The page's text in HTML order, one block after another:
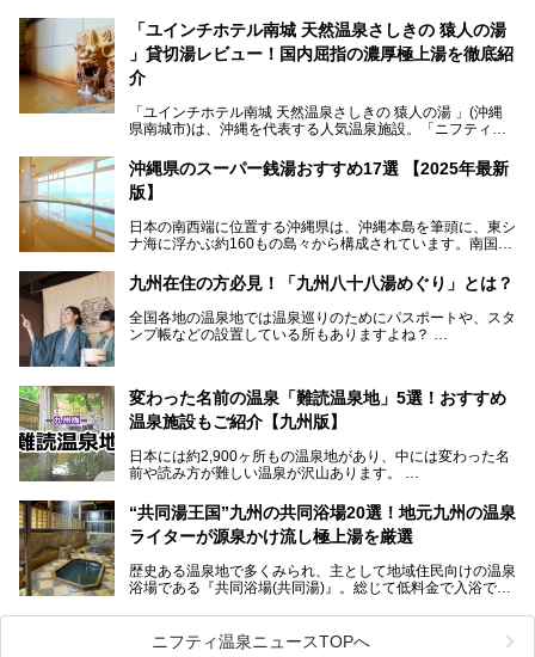
グリアの全貌をお届けすべく、見どころや料金、アクセス方
法まで徹底解説していきます。
「ユインチホテル南城 天然温泉さしきの 猿人の湯
」貸切湯レビュー！国内屈指の濃厚極上湯を徹底紹
介
「ユインチホテル南城 天然温泉さしきの 猿人の湯 」(沖縄
県南城市)は、沖縄を代表する人気温泉施設。「ニフティ温
位を獲得し、平日・土日にかかわらず多くの常連客や温泉フ
ァンが訪れます。
ンに注目される存在。今回は貸切湯にスポットを当て、その
魅力を徹底解説します。
沖縄県のスーパー銭湯おすすめ17選 【2025年最新
版】
日本の南西端に位置する沖縄県は、沖縄本島を筆頭に、東シ
ナ海に浮かぶ約160もの島々から構成されています。南国な
ずの豊かな自然、独自の歴史や文化など、多くの人を惹きつ
けてやまない魅力あふれる観光県です。
そんな沖縄県のスーパー銭湯には、ホテル併設などリゾート
と同時に楽しめる施設が多くあります。日帰りでも旅行気分
九州在住の方必見！「九州八十八湯めぐり」とは？
全国各地の温泉地では温泉巡りのためにパスポートや、スタ
ンプ帳などの設置している所もありますよね？
な方ならぜひ参加してみたいスタンプラリーでしょう。
変わった名前の温泉「難読温泉地」5選！おすすめ
温泉施設もご紹介【九州版】
日本には約2,900ヶ所もの温泉地があり、中には変わった名
前や読み方が難しい温泉が沢山あります。
そこで日本各地にある「難読温泉地」を、地域ごとにクイズ
形式でご紹介。第５回目(最終回)である今回は、九州地方の
難読温泉地をピックアップしました。
いくつ読めるか、ぜひチャレンジしてみて下さいね！
“共同湯王国”九州の共同浴場20選！地元九州の温泉
ライターが源泉かけ流し極上湯を厳選
歴史ある温泉地で多くみられ、主として地域住民向けの温泉
浴場である『共同浴場(共同湯)』。総じて低料金で入浴で
特徴です。
共同浴場は全国各地の温泉地にありますが、特に九州地方は
ニフティ温泉ニュースTOPへ